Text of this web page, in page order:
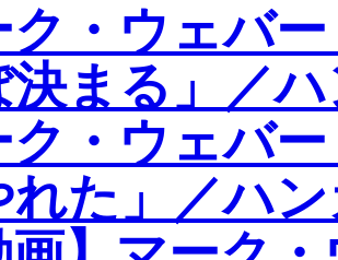
ク・ウェバ
決まる」／
ク・ウェバ
れた」／ハ